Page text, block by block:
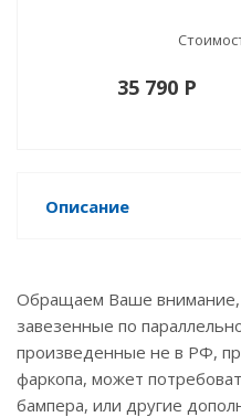
35 790 P
Описание
Обращаем Ваше внимание,
завезенные по
произведенные не в РФ,
фаркопа, может
бампера, или другие